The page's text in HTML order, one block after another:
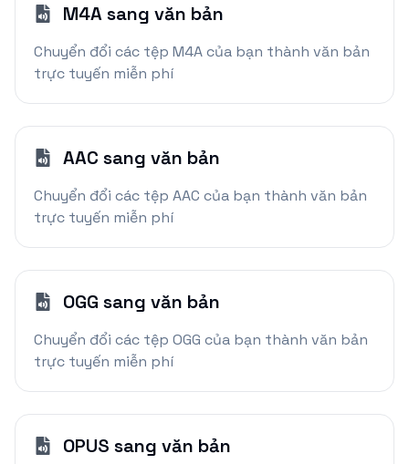
M4A sang văn bản
Chuyển đổi các tệp M4A của bạn thành văn bản
trực tuyến miễn phí
AAC sang văn bản
Chuyển đổi các tệp AAC của bạn thành văn bản
trực tuyến miễn phí
OGG sang văn bản
Chuyển đổi các tệp OGG của bạn thành văn bản
trực tuyến miễn phí
OPUS sang văn bản